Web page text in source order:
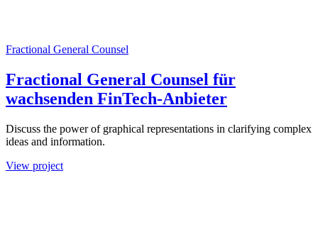
Fractional General Counsel
Fractional General Counsel für
wachsenden FinTech-Anbieter
Discuss the power of graphical representations in clarifying complex
ideas and information.
View project